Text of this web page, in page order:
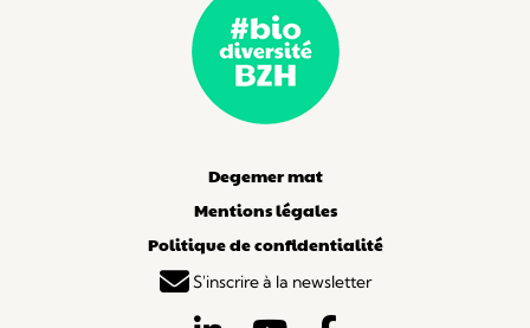
Degemer mat
Mentions légales
Politique de confidentialité
S'inscrire à la newsletter